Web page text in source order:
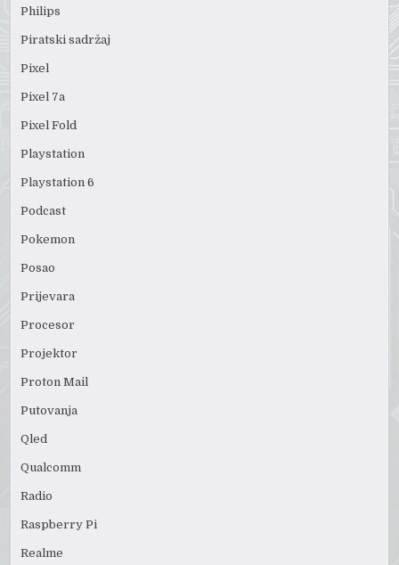
Philips
Piratski sadržaj
Pixel
Pixel 7a
Pixel Fold
Playstation
Playstation 6
Podcast
Pokemon
Posao
Prijevara
Procesor
Projektor
Proton Mail
Putovanja
Qled
Qualcomm
Radio
Raspberry Pi
Realme